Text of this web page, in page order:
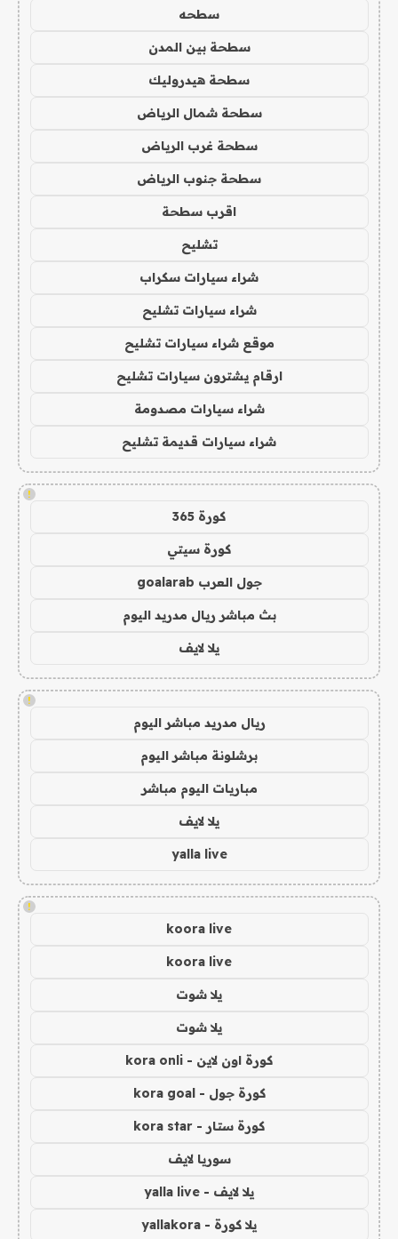
سطحه
سطحة بين المدن
سطحة هيدروليك
سطحة شمال الرياض
سطحة غرب الرياض
سطحة جنوب الرياض
اقرب سطحة
تشليح
شراء سيارات سكراب
شراء سيارات تشليح
موقع شراء سيارات تشليح
ارقام يشترون سيارات تشليح
شراء سيارات مصدومة
شراء سيارات قديمة تشليح
!
كورة 365
كورة سيتي
جول العرب goalarab
بث مباشر ريال مدريد اليوم
يلا لايف
!
ريال مدريد مباشر اليوم
برشلونة مباشر اليوم
مباريات اليوم مباشر
يلا لايف
yalla live
!
koora live
koora live
يلا شوت
يلا شوت
كورة اون لاين - kora onli
كورة جول - kora goal
كورة ستار - kora star
سوريا لايف
يلا لايف - yalla live
يلا كورة - yallakora